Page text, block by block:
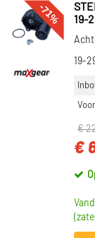
-71%
19-
19-
€
€